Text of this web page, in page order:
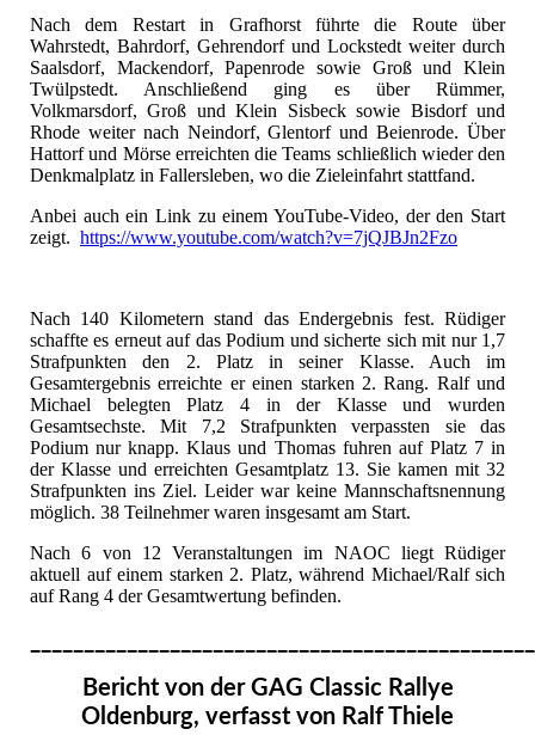
Nach dem Restart in Grafhorst führte die Route über
Wahrstedt, Bahrdorf, Gehrendorf und Lockstedt weiter durch
Saalsdorf, Mackendorf, Papenrode sowie Groß und Klein
Twülpstedt. Anschließend ging es über Rümmer,
Volkmarsdorf, Groß und Klein Sisbeck sowie Bisdorf und
Rhode weiter nach Neindorf, Glentorf und Beienrode. Über
Hattorf und Mörse erreichten die Teams schließlich wieder den
Denkmalplatz in Fallersleben, wo die Zieleinfahrt stattfand.
Anbei auch ein Link zu einem YouTube-Video, der den Start
zeigt. https://www.youtube.com/watch?v=7jQJBJn2Fzo
Nach 140 Kilometern stand das Endergebnis fest. Rüdiger
schaffte es erneut auf das Podium und sicherte sich mit nur 1,7
Strafpunkten den 2. Platz in seiner Klasse. Auch im
Gesamtergebnis erreichte er einen starken 2. Rang. Ralf und
Michael belegten Platz 4 in der Klasse und wurden
Gesamtsechste. Mit 7,2 Strafpunkten verpassten sie das
Podium nur knapp. Klaus und Thomas fuhren auf Platz 7 in
der Klasse und erreichten Gesamtplatz 13. Sie kamen mit 32
Strafpunkten ins Ziel. Leider war keine Mannschaftsnennung
möglich. 38 Teilnehmer waren insgesamt am Start.
Nach 6 von 12 Veranstaltungen im NAOC liegt Rüdiger
aktuell auf einem starken 2. Platz, während Michael/Ralf sich
auf Rang 4 der Gesamtwertung befinden.
Bericht von der GAG Classic Rallye
Oldenburg, verfasst von Ralf Thiele